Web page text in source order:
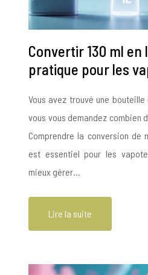
Convertir 130 ml en
pratique pour les
Vous avez trouvé une
vous vous demandez combien
Comprendre la conversion de
est essentiel pour les
mieux gérer…
Lire la suite